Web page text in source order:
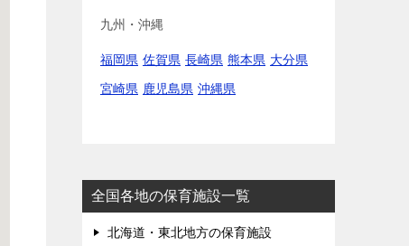
九州・沖縄
福岡県 佐賀県 長崎県 熊本県 大分県
宮崎県 鹿児島県 沖縄県
全国各地の保育施設一覧
北海道・東北地方の保育施設